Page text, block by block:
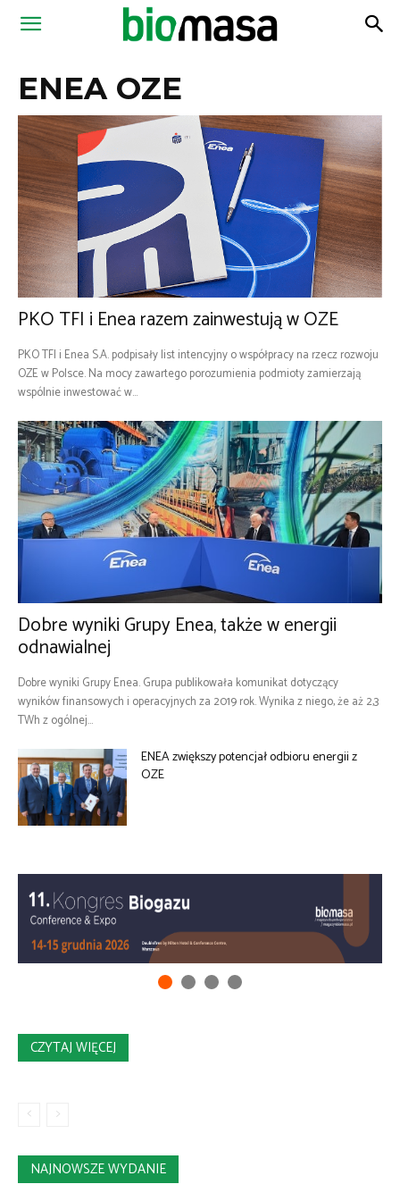
Magazyn
ENEA OZE
PKO TFI i Enea razem zainwestują w OZE
PKO TFI i Enea S.A. podpisały list intencyjny o współpracy na rzecz rozwoju
OZE w Polsce. Na mocy zawartego porozumienia podmioty zamierzają
wspólnie inwestować w...
Dobre wyniki Grupy Enea, także w energii
odnawialnej
Dobre wyniki Grupy Enea. Grupa publikowała komunikat dotyczący
wyników finansowych i operacyjnych za 2019 rok. Wynika z niego, że aż 2,3
TWh z ogólnej...
ENEA zwiększy potencjał odbioru energii z
OZE
CZYTAJ WIĘCEJ
NAJNOWSZE WYDANIE